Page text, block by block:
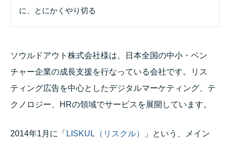
に、とにかくやり切る
ソウルドアウト株式会社様は、日本全国の中小・ベン
チャー企業の成長支援を行なっている会社です。リス
ティング広告を中心としたデジタルマーケティング、テ
クノロジー、HRの領域でサービスを展開しています。
2014年1月に「 LISKUL（リスクル）
」という、メイン